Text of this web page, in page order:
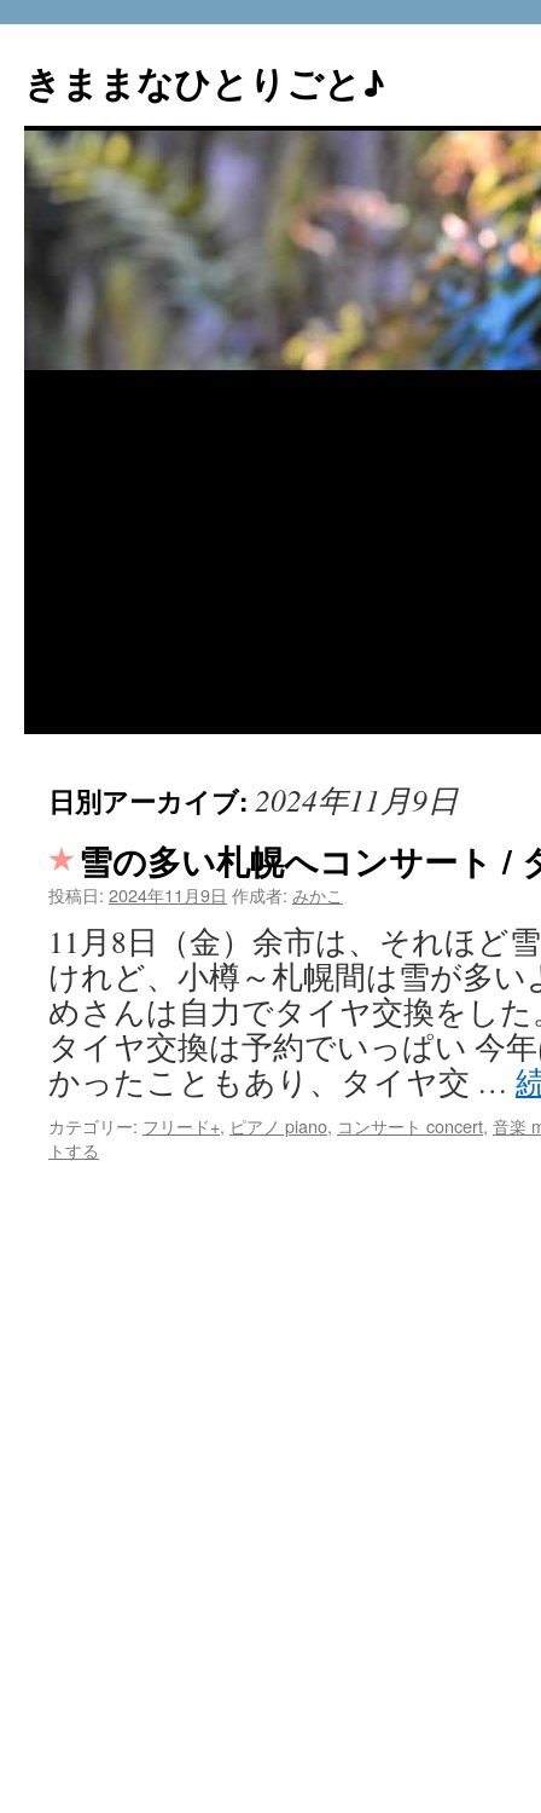
テ
ン
ス
キ
きままなひとりごと♪
日別アーカイブ: 2024年11月9日
雪の多い札幌へコンサート /
投稿日: 2024年11月9日 作成者: みかこ
11月8日（金）余市は、それほど
けれど、小樽～札幌間は雪が多
めさんは自力でタイヤ交換をし
タイヤ交換は予約でいっぱい 今
かったこともあり、タイヤ交 …
カテゴリー: フリード+, ピアノ piano, コンサート concert, 音楽
トする